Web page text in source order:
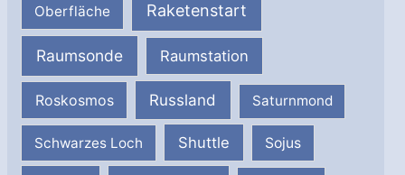
Oberfläche Raketenstart
Raumsonde Raumstation
Roskosmos Russland Saturnmond
Schwarzes Loch Shuttle Sojus